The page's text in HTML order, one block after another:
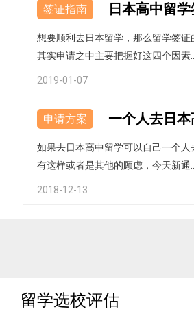
签证指南 日本高中留
想要顺利去日本留学，那么留学签
其实申请之中主要把握好这四个因素...
2019-01-07
申请方案 一个人去日
如果去日本高中留学可以自己一个
有这样或者是其他的顾虑，今天新通...
2018-12-13
留学选校评估